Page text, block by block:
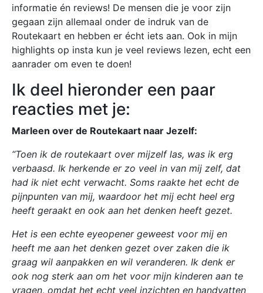
informatie én reviews! De mensen die je voor zijn
gegaan zijn allemaal onder de indruk van de
Routekaart en hebben er écht iets aan. Ook in mijn
highlights op insta kun je veel reviews lezen, echt een
aanrader om even te doen!
Ik deel hieronder een paar
reacties met je:
Marleen over de Routekaart naar Jezelf:
“Toen ik de routekaart over mijzelf las, was ik erg
verbaasd. Ik herkende er zo veel in van mij zelf, dat
had ik niet echt verwacht. Soms raakte het echt de
pijnpunten van mij, waardoor het mij echt heel erg
heeft geraakt en ook aan het denken heeft gezet.
Het is een echte eyeopener geweest voor mij en
heeft me aan het denken gezet over zaken die ik
graag wil aanpakken en wil veranderen. Ik denk er
ook nog sterk aan om het voor mijn kinderen aan te
vragen, omdat het echt veel inzichten en handvatten